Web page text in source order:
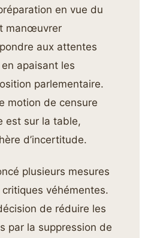
en vue du
manœuvrer
aux attentes
apaisant les
parlementaire.
motion de censure
est sur la table,
d’incertitude.
plusieurs mesures
véhémentes.
de réduire les
par la suppression de